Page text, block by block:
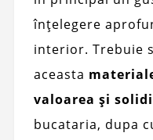
înțelegere
interior. Trebuie
aceasta
valoarea și
bucataria, dupa